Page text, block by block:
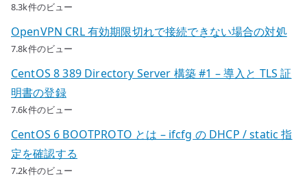
8.3k件のビュー
OpenVPN CRL 有効期限切れで接続できない場合の対処
7.8k件のビュー
CentOS 8 389 Directory Server 構築 #1 – 導入と TLS 証
明書の登録
7.6k件のビュー
CentOS 6 BOOTPROTO とは – ifcfg の DHCP / static 指
定を確認する
7.2k件のビュー